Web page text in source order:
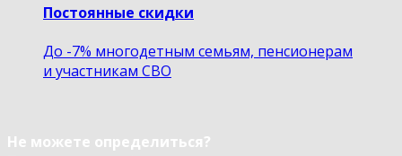
Постоянные скидки
До -7% многодетным семьям, пенсионерам
и участникам СВО
Не можете определиться?